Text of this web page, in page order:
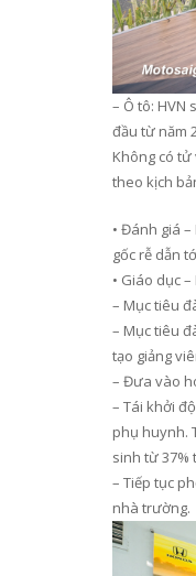
– Ô tô: HVN
đầu từ năm
Không có tử
theo kịch
• Đánh giá –
gốc rễ dẫn
• Giáo dục–
– Mục tiêu
– Mục tiêu
tạo giảng
– Đưa vào
– Tái khởi
phụ huynh.
sinh từ 37%
– Tiếp tục
nhà trường.